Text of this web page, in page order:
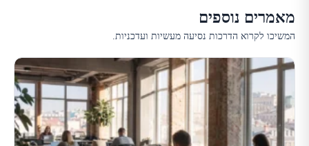
מאמרים נוספים
המשיכו לקרוא הדרכות נסיעה מעשיות ועדכניות.